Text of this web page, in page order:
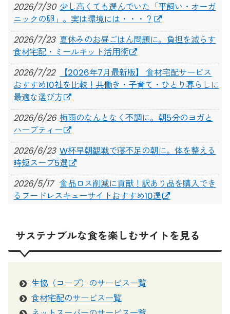
2026/7/30 少し高くても選んでいた「平飼い・オーガ
ニックの卵」。実は環境には・・・？
2026/7/23 夏休みのお昼ごはん問題に。負担を減らす
食材宅配・ミールキット活用術
2026/7/22
【2026年7月最新版】 食材宅配サービス
おすすめ10社を比較！共働き・子育て・ひとり暮らしに
最適な選び方
2026/6/26 梅雨のなんとなく不調に。朝5分のヨガと
ハーブティー
2026/6/23 W杯早朝観戦で寝不足の朝に。体を整える
時短スープ5選
2026/5/17 食品ロス削減に貢献！訳あり品を購入でき
るフードレスキューサイトおすすめ10選
材宅配・生協サービスのキャンペーンまとめ
2025/7/14 日々の「食べる」が、未来を変える。PLAT
UMEKITAで見つめ直す、食のこれから
2025/7/3
【大阪】映画「0円キッチン」 × スペシャ
ルディナーで食の未来を考える。Food Studies vol.2
サステナブルな食を楽しむサイトを見る
生協（コープ）のサービス一覧
食材宅配のサービス一覧